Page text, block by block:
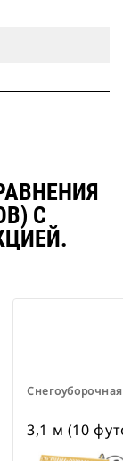
С
3,1 м (10